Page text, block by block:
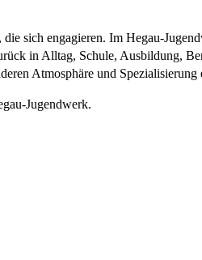
sich engagieren. Im Hegau-
in Alltag, Schule, Ausbildung,
Atmosphäre und
Jugendwerk.